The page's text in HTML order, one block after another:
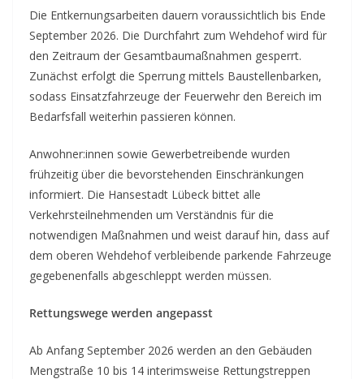
Die Entkernungsarbeiten dauern voraussichtlich bis Ende
September 2026. Die Durchfahrt zum Wehdehof wird für
den Zeitraum der Gesamtbaumaßnahmen gesperrt.
Zunächst erfolgt die Sperrung mittels Baustellenbarken,
sodass Einsatzfahrzeuge der Feuerwehr den Bereich im
Bedarfsfall weiterhin passieren können.
Anwohner:innen sowie Gewerbetreibende wurden
frühzeitig über die bevorstehenden Einschränkungen
informiert. Die Hansestadt Lübeck bittet alle
Verkehrsteilnehmenden um Verständnis für die
notwendigen Maßnahmen und weist darauf hin, dass auf
dem oberen Wehdehof verbleibende parkende Fahrzeuge
gegebenenfalls abgeschleppt werden müssen.
Rettungswege werden angepasst
Ab Anfang September 2026 werden an den Gebäuden
Mengstraße 10 bis 14 interimsweise Rettungstreppen